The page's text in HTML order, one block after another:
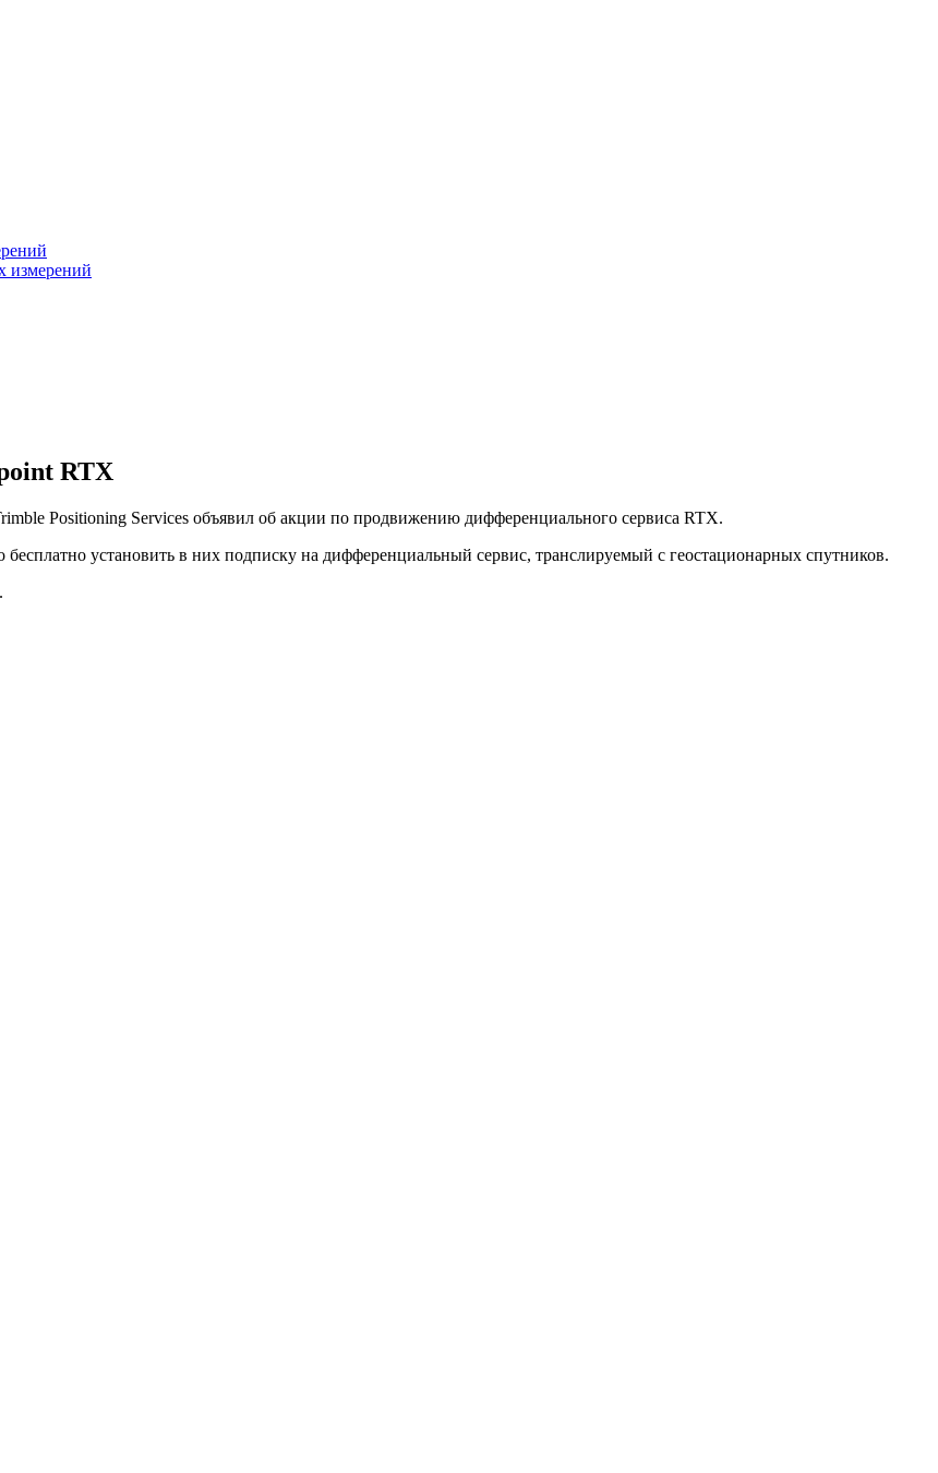
измерений
RTX
Positioning Services объявил об акции по продвижению дифференциального сервиса RTX.
установить в них подписку на дифференциальный сервис, транслируемый с геостационарных спутников.